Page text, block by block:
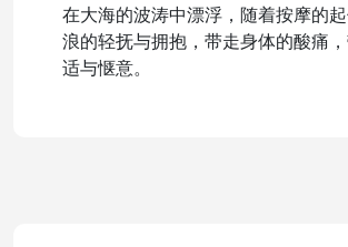
在大海的波涛中漂浮，随着按摩的
浪的轻抚与拥抱，带走身体的酸痛
适与惬意。